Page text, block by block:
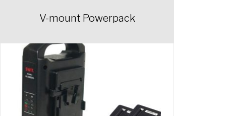
V-mount Powerpack